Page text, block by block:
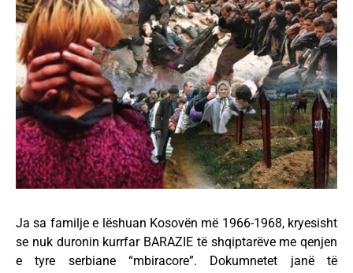
Ja sa familje e lëshuan Kosovën më 1966-1968, kryesisht
se nuk duronin kurrfar BARAZIE të shqiptarëve me qenjen
e tyre serbiane “mbiracore”. Dokumnetet janë të